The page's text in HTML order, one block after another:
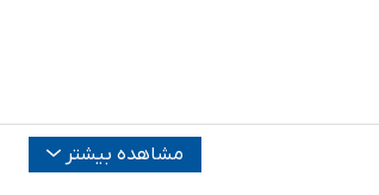
مشاهده بیشتر